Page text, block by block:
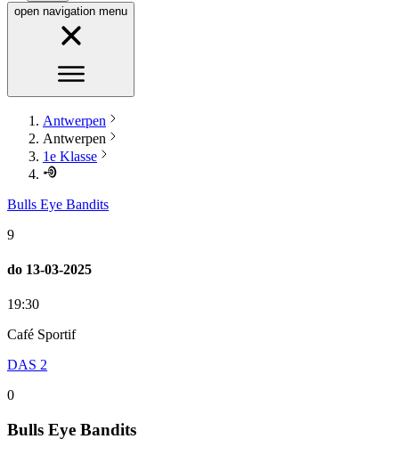
open navigation menu
Antwerpen
Antwerpen
1e Klasse
Bulls Eye Bandits
9
do 13-03-2025
19:30
Café Sportif
DAS 2
0
Bulls Eye Bandits